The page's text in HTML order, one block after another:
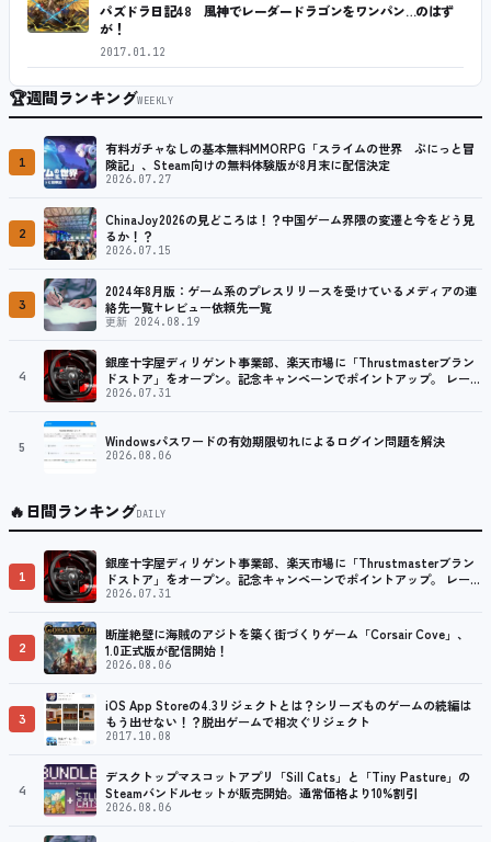
パズドラ日記48 風神でレーダードラゴンをワンパン…のはず
が！
2017.01.12
🏆週間ランキングWEEKLY
1
有料ガチャなしの基本無料MMORPG「スライムの世界 ぷにっと冒
険記」、Steam向けの無料体験版が8月末に配信決定
2026.07.27
2
ChinaJoy2026の見どころは！？中国ゲーム界隈の変遷と今をどう見
るか！？
2026.07.15
3
2024年8月版：ゲーム系のプレスリリースを受けているメディアの連
絡先一覧+レビュー依頼先一覧
更新 2024.08.19
4
銀座十字屋ディリゲント事業部、楽天市場に「Thrustmasterブラン
ドストア」をオープン。記念キャンペーンでポイントアップ。 レーシ
ング／フライトシム向けコントローラーを中心に、幅広くラインナッ
2026.07.31
5 Windowsパスワードの有効期限切れによるログイン問題を解決
2026.08.06
🔥日間ランキングDAILY
1
銀座十字屋ディリゲント事業部、楽天市場に「Thrustmasterブラン
ドストア」をオープン。記念キャンペーンでポイントアップ。 レーシ
ング／フライトシム向けコントローラーを中心に、幅広くラインナッ
2026.07.31
2
断崖絶壁に海賊のアジトを築く街づくりゲーム「Corsair Cove」、
1.0正式版が配信開始！
2026.08.06
3
iOS App Storeの4.3リジェクトとは？シリーズものゲームの続編は
もう出せない！？脱出ゲームで相次ぐリジェクト
2017.10.08
4
デスクトップマスコットアプリ「Sill Cats」と「Tiny Pasture」の
Steamバンドルセットが販売開始。通常価格より10%割引
2026.08.06